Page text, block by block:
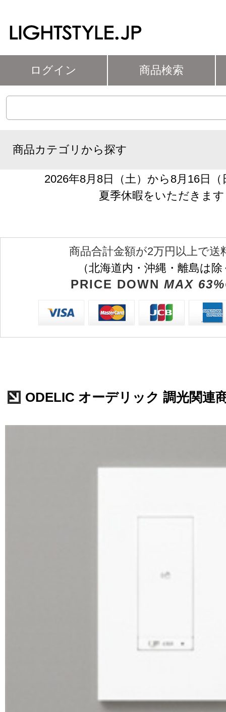
ログイン 商品検索
商品カテゴリから探す
2026年8月8日（土）から8月16日
夏季休暇をいただきます
商品合計金額が2万円以上で送
（北海道内・沖縄・離島は
PRICE DOWN MAX
ODELIC オーデリック 調光関連